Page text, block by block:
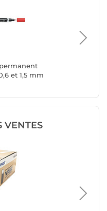
et 1,5 mm
VENTES